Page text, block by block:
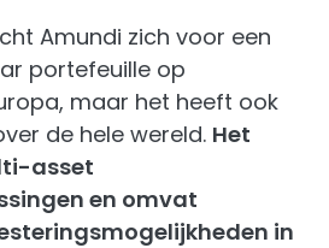
Amundi zich voor een
portefeuille op
maar het heeft ook
de hele wereld. Het
asset
en omvat
in